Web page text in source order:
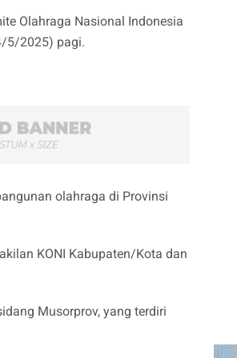
Olahraga Nasional Indonesia
5/2025) pagi.
olahraga di Provinsi
KONI Kabupaten/Kota dan
Musorprov, yang terdiri